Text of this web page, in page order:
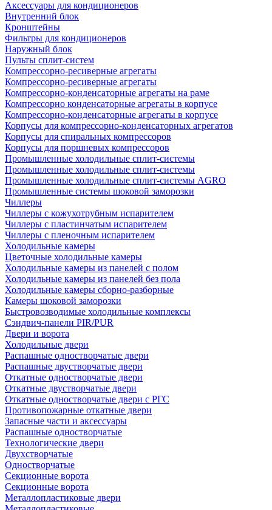
Аксессуары для кондиционеров
Внутренний блок
Кронштейны
Фильтры для кондиционеров
Наружный блок
Пульты сплит-систем
Компрессорно-ресиверные агрегаты
Компрессорно-ресиверные агрегаты
Компрессорно-конденсаторные агрегаты на раме
Компрессорно конденсаторные агрегаты в корпусе
Компрессорно-конденсаторные агрегаты в корпусе
Корпусы для компрессорно-конденсаторных агрегатов
Корпусы для спиральных компрессоров
Корпусы для поршневых компрессоров
Промышленные холодильные сплит-системы
Промышленные холодильные сплит-системы
Промышленные холодильные сплит-системы AGRO
Промышленные системы шоковой заморозки
Чиллеры
Чиллеры с кожухотрубным испарителем
Чиллеры с пластинчатым испарителем
Чиллеры с пленочным испарителем
Холодильные камеры
Цветочные холодильные камеры
Холодильные камеры из панелей с полом
Холодильные камеры из панелей без пола
Холодильные камеры сборно-разборные
Камеры шоковой заморозки
Быстровозводимые холодильные комплексы
Сэндвич-панели PIR/PUR
Двери и ворота
Холодильные двери
Распашные одностворчатые двери
Распашные двустворчатые двери
Откатные одностворчатые двери
Откатные двустворчатые двери
Откатные одностворчатые двери с РГС
Противопожарные откатные двери
Запасные части и аксессуары
Распашные одностворчатые
Технологические двери
Двухстворчатые
Одностворчатые
Секционные ворота
Секционные ворота
Металлопластиковые двери